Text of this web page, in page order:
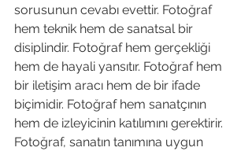
sorusunun cevabı evettir. Fotoğraf
hem teknik hem de sanatsal bir
disiplindir. Fotoğraf hem gerçekliği
hem de hayali yansıtır. Fotoğraf hem
bir iletişim aracı hem de bir ifade
biçimidir. Fotoğraf hem sanatçının
hem de izleyicinin katılımını gerektirir.
Fotoğraf, sanatın tanımına uygun